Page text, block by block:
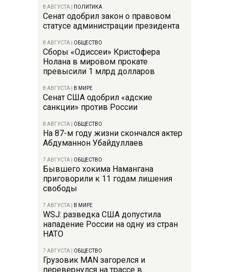
8 АВГУСТА ПОЛИТИКА
Сенат одобрил закон о правовом
статусе администрации президента
8 АВГУСТА ОБЩЕСТВО
Сборы «Одиссеи» Кристофера
Нолана в мировом прокате
превысили 1 млрд долларов
8 АВГУСТА В МИРЕ
Сенат США одобрил «адские
санкции» против России
8 АВГУСТА ОБЩЕСТВО
На 87-м году жизни скончался актер
Абдуманнон Убайдуллаев
7 АВГУСТА ОБЩЕСТВО
Бывшего хокима Намангана
приговорили к 11 годам лишения
свободы
7 АВГУСТА В МИРЕ
WSJ: разведка США допустила
нападение России на одну из стран
НАТО
7 АВГУСТА ОБЩЕСТВО
Грузовик MAN загорелся и
перевернулся на трассе в